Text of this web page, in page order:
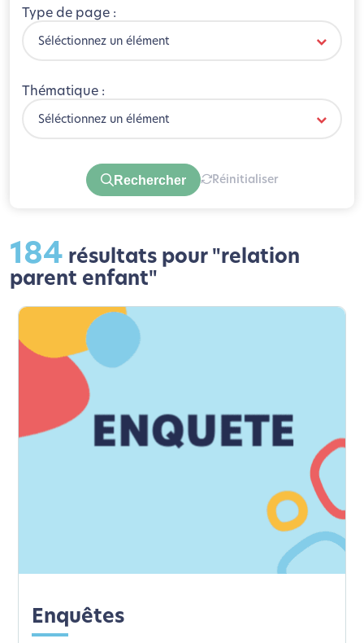
Type de page :
Séléctionnez un élément
Thématique :
Séléctionnez un élément
Rechercher Réinitialiser
184 résultats pour "relation
parent enfant"
Enquêtes